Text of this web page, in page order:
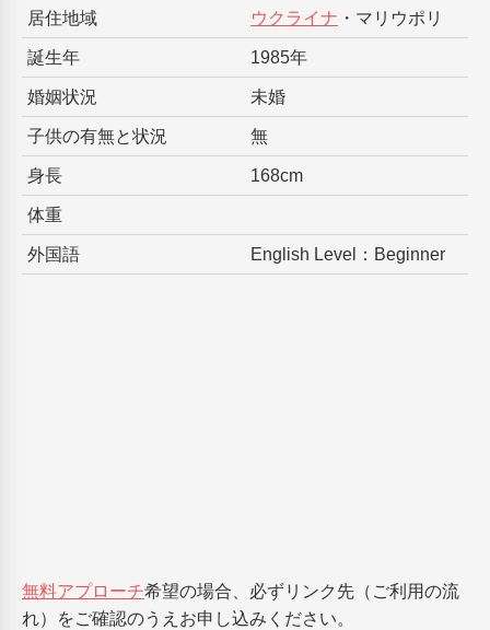
居住地域 ウクライナ ・マリウポリ
誕生年 1985年
婚姻状況 未婚
子供の有無と状況 無
身長 168cm
体重
外国語 English Level：Beginner
無料アプローチ希望の場合、必ずリンク先（ご利用の流
れ）をご確認のうえお申し込みください。